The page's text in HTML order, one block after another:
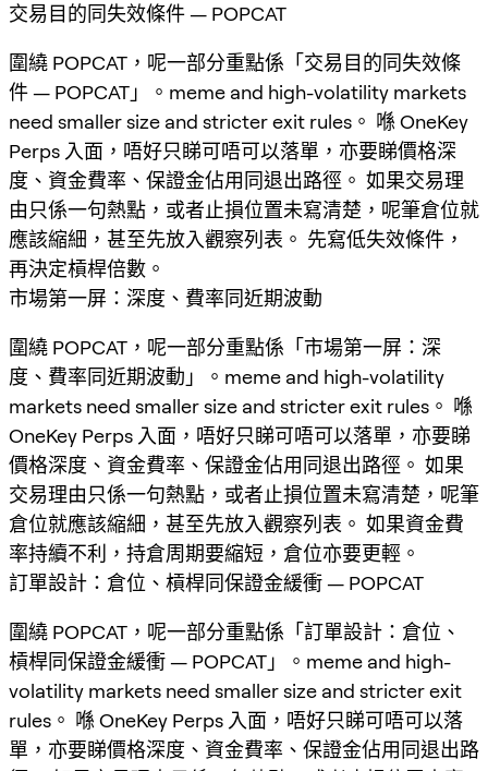
交易目的同失效條件 — POPCAT
圍繞 POPCAT，呢一部分重點係「交易目的同失效條
件 — POPCAT」。meme and high-volatility markets
need smaller size and stricter exit rules。 喺 OneKey
Perps 入面，唔好只睇可唔可以落單，亦要睇價格深
度、資金費率、保證金佔用同退出路徑。 如果交易理
由只係一句熱點，或者止損位置未寫清楚，呢筆倉位就
應該縮細，甚至先放入觀察列表。 先寫低失效條件，
再決定槓桿倍數。
市場第一屏：深度、費率同近期波動
圍繞 POPCAT，呢一部分重點係「市場第一屏：深
度、費率同近期波動」。meme and high-volatility
markets need smaller size and stricter exit rules。 喺
OneKey Perps 入面，唔好只睇可唔可以落單，亦要睇
價格深度、資金費率、保證金佔用同退出路徑。 如果
交易理由只係一句熱點，或者止損位置未寫清楚，呢筆
倉位就應該縮細，甚至先放入觀察列表。 如果資金費
率持續不利，持倉周期要縮短，倉位亦要更輕。
訂單設計：倉位、槓桿同保證金緩衝 — POPCAT
圍繞 POPCAT，呢一部分重點係「訂單設計：倉位、
槓桿同保證金緩衝 — POPCAT」。meme and high-
volatility markets need smaller size and stricter exit
rules。 喺 OneKey Perps 入面，唔好只睇可唔可以落
單，亦要睇價格深度、資金費率、保證金佔用同退出路